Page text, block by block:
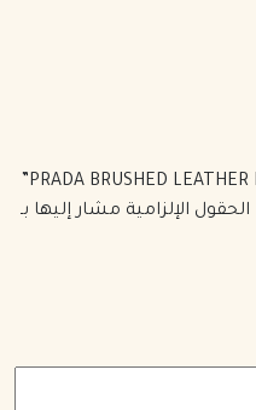
الحقول الإلزامية مشار إليها بـ